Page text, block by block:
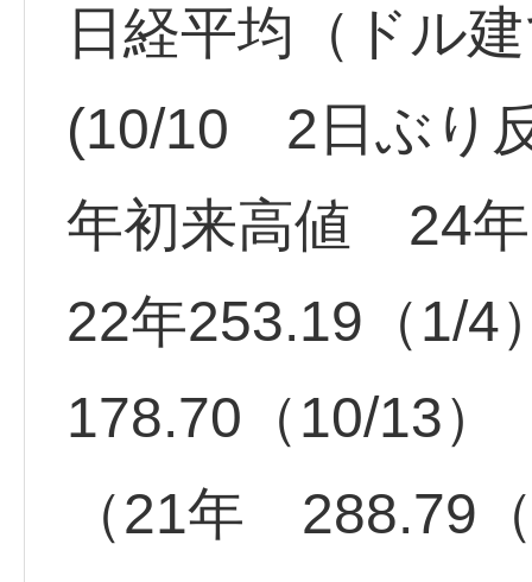
日経平均（ドル
(10/10 2日ぶり
年初来高値 24
22年253.19（1/
178.70（10/13）
（21年 288.79